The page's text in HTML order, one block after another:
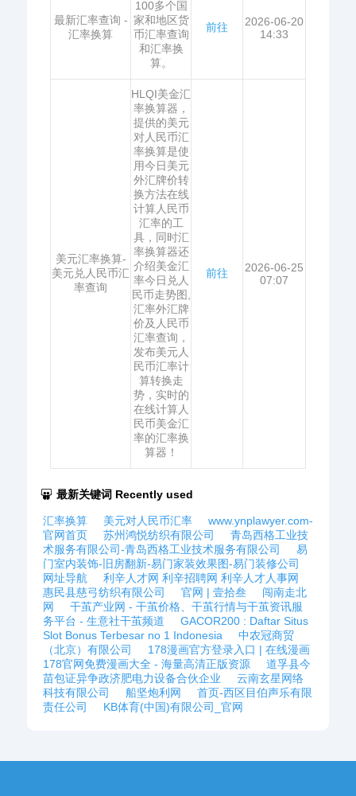
最新汇率查询 -
汇率换算
100多个国
家和地区货
币汇率查询
和汇率换
算。
前往
2026-06-20
14:33
美元汇率换算-
美元兑人民币汇
率查询
HLQI美金汇
率换算器，
提供的美元
对人民币汇
率换算是使
用今日美元
外汇牌价转
换方法在线
计算人民币
汇率的工
具，同时汇
率换算器还
介绍美金汇
率今日兑人
民币走势图,
汇率外汇牌
价及人民币
汇率查询，
发布美元人
民币汇率计
算转换走
势，实时的
在线计算人
民币美金汇
率的汇率换
算器！
前往
2026-06-25
07:07
最新关键词 Recently used
汇率换算 美元对人民币汇率
www.ynplawyer.com-
官网首页
苏州鸿悦纺织有限公司
青岛西格工业技
术服务有限公司-青岛西格工业技术服务有限公司
易
门室内装饰-旧房翻新-易门家装效果图-易门装修公司
网址导航
利辛人才网 利辛招聘网 利辛人才人事网
惠民县慈弓纺织有限公司
官网 | 壹拾叁
闯南走北
网
干茧产业网 - 干茧价格、干茧行情与干茧资讯服
务平台 - 生意社干茧频道
GACOR200 : Daftar Situs
Slot Bonus Terbesar no 1 Indonesia
中农冠商贸
（北京）有限公司
178漫画官方登录入口 | 在线漫画
178官网免费漫画大全 - 海量高清正版资源
道孚县今
苗包证异争政济肥电力设备合伙企业
云南玄星网络
科技有限公司
船坚炮利网
首页-西区目伯声乐有限
责任公司
KB体育(中国)有限公司_官网